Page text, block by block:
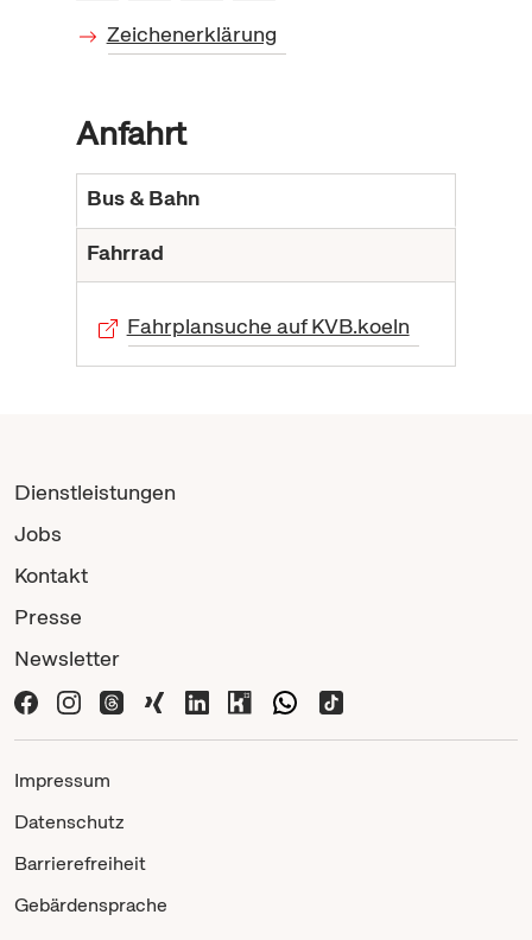
Zeichenerklärung
Anfahrt
Bus & Bahn
Fahrrad
Fahrplansuche auf KVB.koeln
Dienstleistungen
Jobs
Kontakt
Presse
Newsletter
Impressum
Datenschutz
Barrierefreiheit
Gebärdensprache